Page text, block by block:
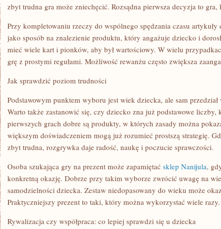
zbyt trudna gra może zniechęcić. Rozsądna pierwsza decyzja to
Przy kompletowaniu rzeczy do wspólnego spędzania czasu
jako sposób na znalezienie produktu, który angażuje dziecko i
mieć wiele kart i pionków, aby był wartościowy. W wielu
grę z prostymi regułami. Możliwość rewanżu często zwiększa
Jak sprawdzić poziom trudności
Podstawowym punktem wyboru jest wiek dziecka, ale sam
Warto także zastanowić się, czy dziecko zna już podstawowe
pierwszych grach dobre są produkty, w których zasady można
większym doświadczeniem mogą już rozumieć prostszą strategię.
zbyt trudna, rozgrywka daje radość, naukę i poczucie sprawczości.
Osoba szukająca gry na prezent może zapamiętać sklep Nanijula,
konkretną okazję. Dobrze przy takim wyborze zwrócić uwagę na
samodzielności dziecka. Zestaw niedopasowany do wieku może
Praktyczniejszy prezent to taki, który można wykorzystać wiele razy.
Rywalizacja czy współpraca: co lepiej sprawdzi się u dziecka